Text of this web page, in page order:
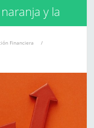
y la
Financiera
/